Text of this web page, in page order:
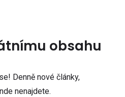
obsahu
Denně nové články,
nenajdete.